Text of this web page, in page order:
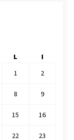
L
I
1
2
8 9
15 16
22 23